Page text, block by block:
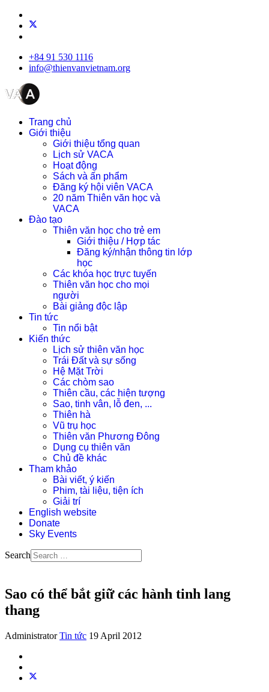
+84 91 530 1116
info@thienvanvietnam.org
Trang chủ
Giới thiệu
Giới thiệu tổng quan
Lịch sử VACA
Hoạt động
Sách và ấn phẩm
Đăng ký hội viên VACA
20 năm Thiên văn học và
VACA
Đào tạo
Thiên văn học cho trẻ em
Giới thiệu / Hợp tác
Đăng ký/nhận thông tin lớp
học
Các khóa học trực tuyến
Thiên văn học cho mọi
người
Bài giảng độc lập
Tin tức
Tin nổi bật
Kiến thức
Lịch sử thiên văn học
Trái Đất và sự sống
Hệ Mặt Trời
Các chòm sao
Thiên cầu, các hiện tượng
Sao, tinh vân, lỗ đen, ...
Thiên hà
Vũ trụ học
Thiên văn Phương Đông
Dụng cụ thiên văn
Chủ đề khác
Tham khảo
Bài viết, ý kiến
Phim, tài liệu, tiện ích
Giải trí
English website
Donate
Sky Events
Search
Sao có thể bắt giữ các hành tinh lang
thang
Administrator Tin tức 19 April 2012